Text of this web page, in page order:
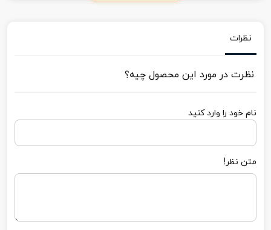
نظرات
نظرت در مورد این محصول چیه؟
نام خود را وارد کنید
متن نظر!